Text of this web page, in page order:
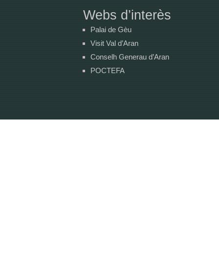
Webs d’interès
Palai de Gèu
Visit Val d’Aran
Conselh Generau d’Aran
POCTEFA